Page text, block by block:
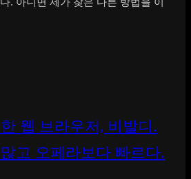
웹 브라우저, 비발디.
고 오페라보다 빠르다.